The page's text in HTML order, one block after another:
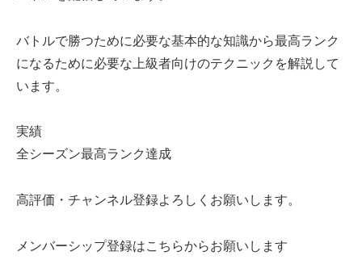
バトルで勝つために必要な基本的な知識から最高ランク
になるために必要な上級者向けのテクニックを解説して
います。
実績
全シーズン最高ランク達成
高評価・チャンネル登録よろしくお願いします。
メンバーシップ登録はこちらからお願いします